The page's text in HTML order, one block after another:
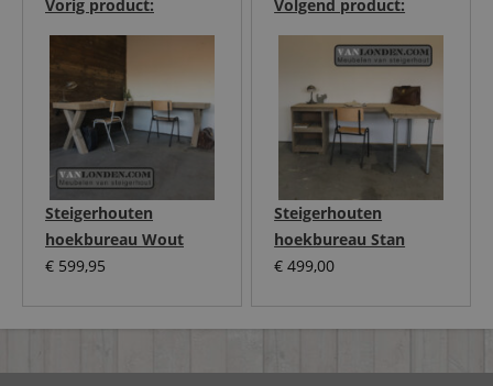
Volgend product:
Steigerhouten
hoekbureau Stan
€ 499,00
Vorig product:
Steigerhouten
hoekbureau Wout
€ 599,95